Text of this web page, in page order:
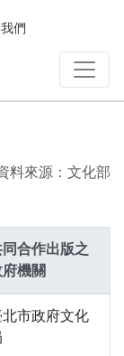
們
料來源：文化部
同合作出版之
機關
北市政府文化